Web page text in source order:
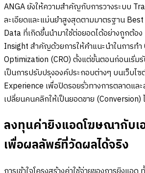
ANGA ยังให้ความสำคัญกับการวางระบบ
ละเอียดและแม่นยำสูงสุดตามมาตรฐาน
Data ที่เกิดขึ้นนำมาใช้ต่อยอดได้อย่างถูกต้อ
Insight สำคัญด้วยการให้คำแนะนำในการท
Optimization (CRO) ตั้งแต่ขั้นตอนก่อนเริ่ม
เป็นการปรับปรุงองค์ประกอบต่างๆ บนเว็บไ
Experience เพื่อปิดรอยรั่วทางการตลาดและ
เปลี่ยนคนคลิกให้เป็นยอดขาย (Conversion)
ลงทุนค่ายิงแอดโฆษณากับเ
เพื่อผลลัพธ์ที่วัดผลได้จริง